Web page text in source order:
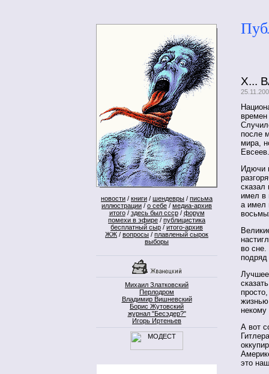
новости / книги / шендевры / письма
иллюстрации / о себе / медиа-архив
итого/ здесь был ссср/ форум
помехи в эфире / публицистика
бесплатный сыр / итого-архив
ЖЖ / вопросы / плавленый сырок
выборы
Михаил Златковский
Перлодром
Владимир Вишневский
Борис Жутовский
журнал "Бесэдер?"
Игорь Иртеньев
Х...
после
мира,
Евсеев.
Идючи
имел в
а имел
во
А вот
это